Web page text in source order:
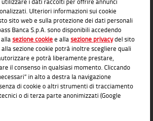
del Gruppo Monte dei Paschi di Siena; P.I. Gruppo IVA
- Tutti i diritti riservati -Dati Societari- Messaggio
Per le condizioni contrattuali si rimanda ai
presso le Filiali Compass Banca S.p.A. o presso
autorizzati che operano in qualità di intermediari del
con Compass Banca S.p.A. L'elenco delle Filiali e
Ulteriori informazioni sui cookie
sito web e sulla protezione dei dati personali
Banca S.p.A. sono disponibili accedendo
sezione cookiee allasezione privacydel sito
sezione cookie potrà inoltre scegliere quali
e potrà liberamente prestare,
il consenso in qualsiasi momento. Cliccando
in alto a destra la navigazione
di cookie o altri strumenti di tracciamento
o di terza parte anonimizzati (Google